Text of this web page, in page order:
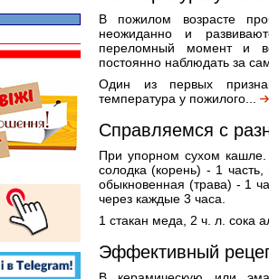
В пожилом возрасте
неожиданно и
переломный момент и
постоянно наблюдать за
Один из первых
температура у пожилого...
Справляемся с
При упорном сухом кашле.
солодка (корень) - 1
обыкновенная (трава) - 1
через каждые 3 часа.
1 стакан меда, 2 ч. л. сока
Эффективный